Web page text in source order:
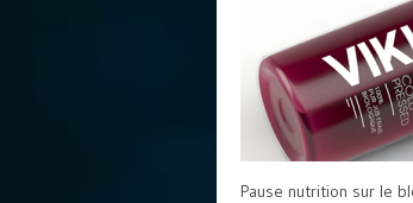
Pause nutrition sur le